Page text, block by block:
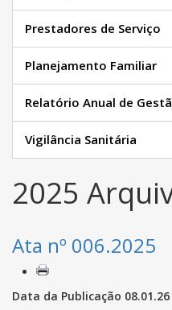
Prestadores de Serviço
Planejamento Familiar
Relatório Anual de
Vigilância Sanitária
2025
Ata nº 006.2025
Data da Publicação 08.01.26